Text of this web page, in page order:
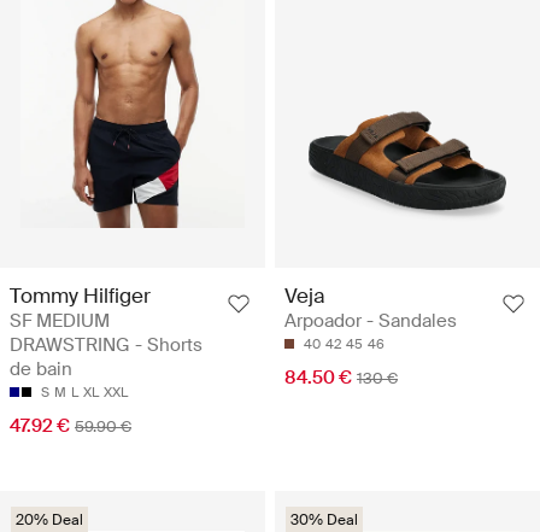
Tommy Hilfiger
SF MEDIUM
DRAWSTRING - Shorts
de bain
S M L XL XXL
47.92 € 59.90 €
Veja
Arpoador - Sandales
40 42 45 46
84.50 € 130 €
20% Deal 30% Deal